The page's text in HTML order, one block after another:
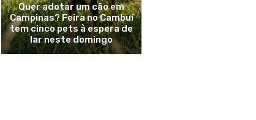
Quer adotar um cão em
Campinas? Feira no Cambuí
tem cinco pets à espera de
lar neste domingo